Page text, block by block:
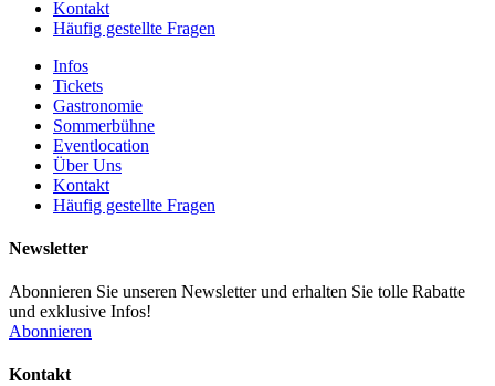
Kontakt
Häufig gestellte Fragen
Infos
Tickets
Gastronomie
Sommerbühne
Eventlocation
Über Uns
Kontakt
Häufig gestellte Fragen
Newsletter
Abonnieren Sie unseren Newsletter und erhalten Sie tolle Rabatte
und exklusive Infos!
Abonnieren
Kontakt